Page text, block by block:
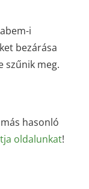
i
bezárása
szűnik meg.
hasonló
oldalunkat!